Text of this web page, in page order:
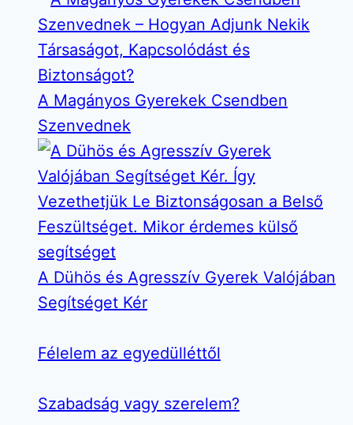
A Magányos Gyerekek Csendben
Szenvednek
A Dühös és Agresszív Gyerek Valójában
Segítséget Kér
Félelem az egyedülléttől
Szabadság vagy szerelem?